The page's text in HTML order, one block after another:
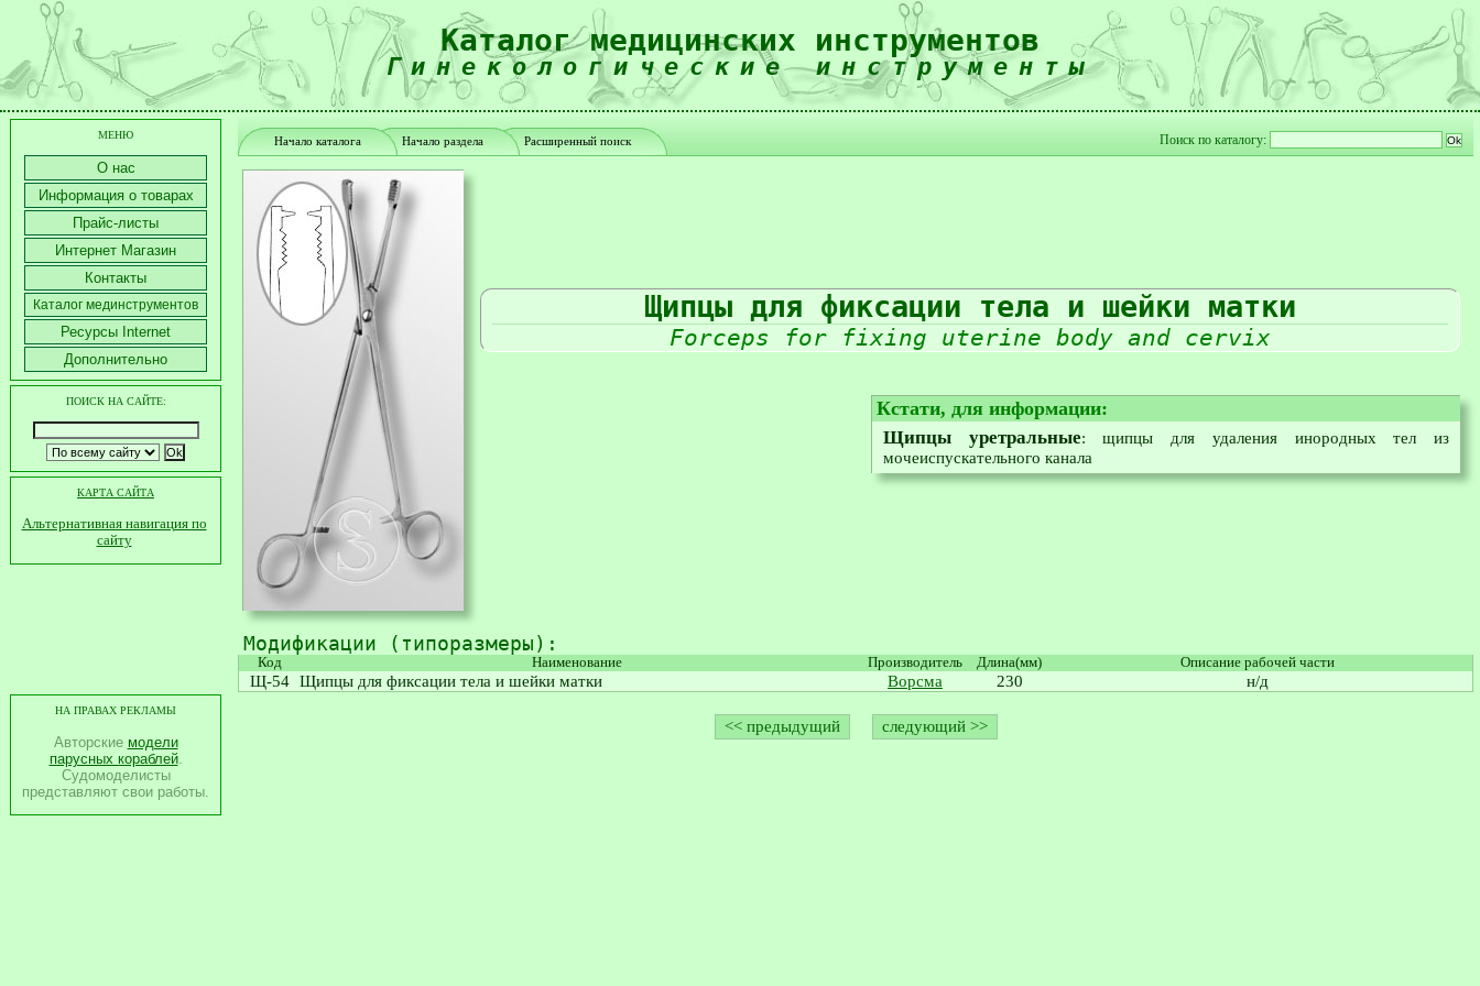
Каталог медицинских инструментов
Гинекологические инструменты
Начало каталога Начало раздела Расширенный поиск Поиск по каталогу:
Щипцы для фиксации тела и шейки матки
Forceps for fixing uterine body and cervix
Кстати, для информации:
Щипцы уретральные: щипцы для удаления инородных тел из
мочеиспускательного канала
Модификации (типоразмеры):
Код Наименование Производитель Длина(мм) Описание рабочей части
Щ-54 Щипцы для фиксации тела и шейки матки Ворсма 230 н/д
<< предыдущий следующий >>
МЕНЮ
О нас
Информация о товарах
Прайс-листы
Интернет Магазин
Контакты
Каталог мединструментов
Ресурсы Internet
Дополнительно
ПОИСК НА САЙТЕ:
КАРТА САЙТА
Альтернативная навигация по
сайту
НА ПРАВАХ РЕКЛАМЫ
Авторские модели
парусных кораблей.
Судомоделисты
представляют свои работы.